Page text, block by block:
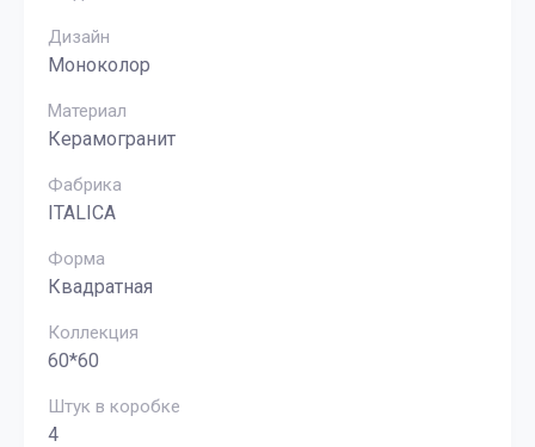
Дизайн
Моноколор
Материал
Керамогранит
Фабрика
ITALICA
Форма
Квадратная
Коллекция
60*60
Штук в коробке
4